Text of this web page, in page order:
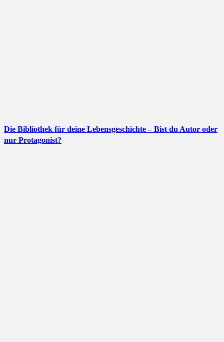
Die Bibliothek für deine Lebensgeschichte – Bist du Autor oder
nur Protagonist?